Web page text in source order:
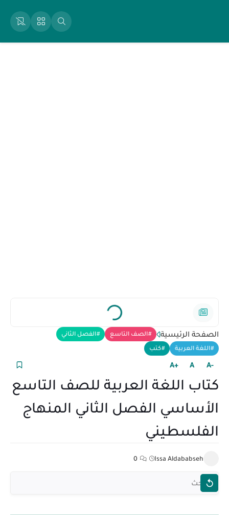
الصفحة الرئيسية الصف التاسع الفصل الثاني
اللغة العربية كتب
+A A -A
كتاب اللغة العربية للصف التاسع
الأساسي الفصل الثاني المنهاج
الفلسطيني
Issa Aldababseh
0